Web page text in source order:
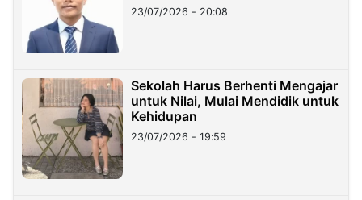
23/07/2026 - 20:08
Sekolah Harus Berhenti Mengajar
untuk Nilai, Mulai Mendidik untuk
Kehidupan
23/07/2026 - 19:59